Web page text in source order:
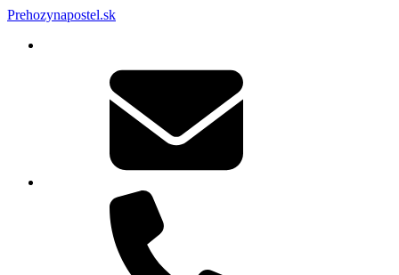
Prehozynapostel.sk